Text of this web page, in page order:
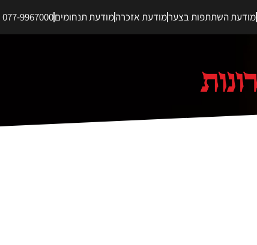
מודעת השתתפות בצערמודעת אזכרהמודעת תנחומים077-9967000